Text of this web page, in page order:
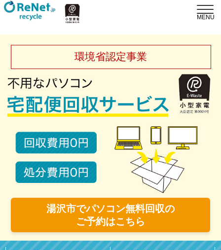
環境省認定事業
湯沢市でパソコン無料回収の
ご予約はこちら